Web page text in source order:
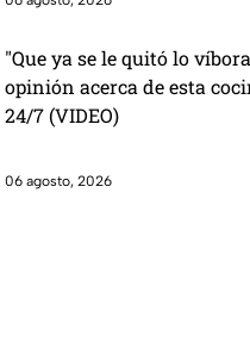
"Que ya se le quitó lo
opinión acerca de esta
24/7 (VIDEO)
06 agosto, 2026